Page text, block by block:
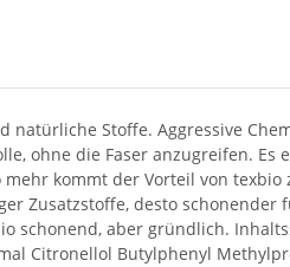
Stoffe. Aggressive
ohne die Faser anzugreifen.
kommt der Vorteil von
Zusatzstoffe, desto
aber gründlich.
Citronellol Butylphenyl